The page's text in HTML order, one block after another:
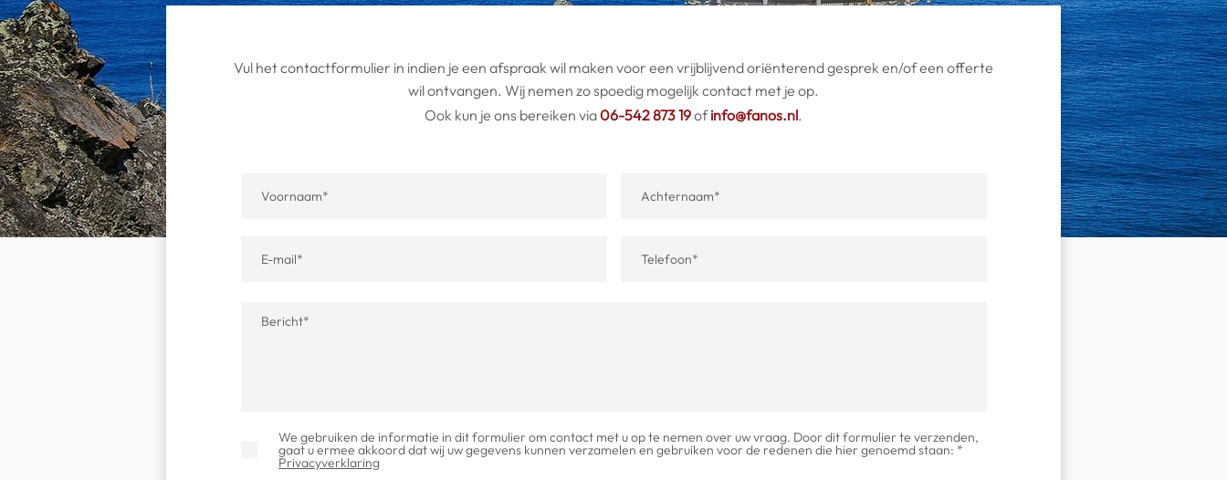
Vul het contactformulier in indien je een afspraak wil maken voor een vrijblijvend oriënterend gesprek en/of een offerte
wil ontvangen. Wij nemen zo spoedig mogelijk contact met je op.
Ook kun je ons bereiken via06-542 873 19ofinfo@fanos.nl.
We gebruiken de informatie in dit formulier om contact met u op te nemen over uw vraag. Door dit formulier te verzenden,
gaat u ermee akkoord dat wij uw gegevens kunnen verzamelen en gebruiken voor de redenen die hier genoemd staan: *
Privacyverklaring